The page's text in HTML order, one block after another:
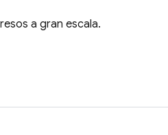
a gran escala.